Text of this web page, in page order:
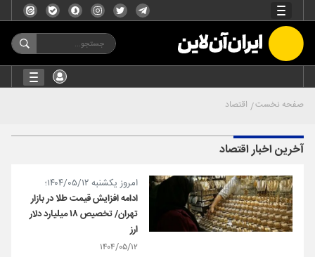
صفحه نخست اقتصاد
آخرین اخبار اقتصاد
امروز یکشنبه ۱۴۰۴/۰۵/۱۲؛
ادامه افزایش قیمت طلا در بازار
تهران/ تخصیص ۱۸ میلیارد دلار
ارز
۱۴۰۴/۰۵/۱۲